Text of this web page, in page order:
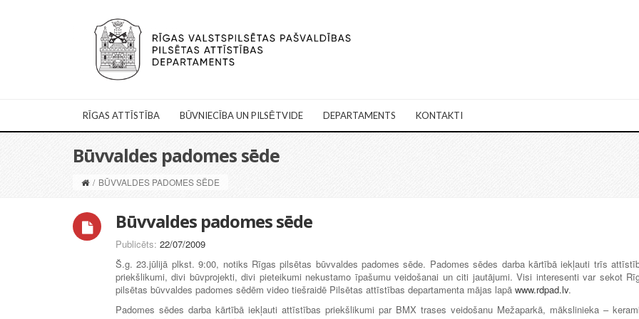
RĪGAS ATTĪSTĪBA BŪVNIECĪBA UN PILSĒTVIDE DEPARTAMENTS KONTAKTI
Būvvaldes padomes sēde
/ BŪVVALDES PADOMES SĒDE
Būvvaldes padomes sēde
Publicēts: 22/07/2009
Š.g. 23.jūlijā plkst. 9:00, notiks Rīgas pilsētas būvvaldes padomes sēde. Padomes sēdes darba kārtībā iekļauti trīs
priekšlikumi, divi būvprojekti, divi pieteikumi nekustamo īpašumu veidošanai un citi jautājumi. Visi interesenti var sekot
pilsētas būvvaldes padomes sēdēm video tiešraidē Pilsētas attīstības departamenta mājas lapā www.rdpad.lv.
Padomes sēdes darba kārtībā iekļauti attīstības priekšlikumi par BMX trases veidošanu Mežaparkā, mākslinieka –